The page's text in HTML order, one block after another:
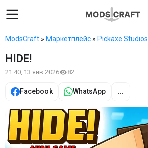
ModsCraft » Маркетплейс » Pickaxe Studios
HIDE!
21:40, 13 янв 2026 82
Facebook WhatsApp ...